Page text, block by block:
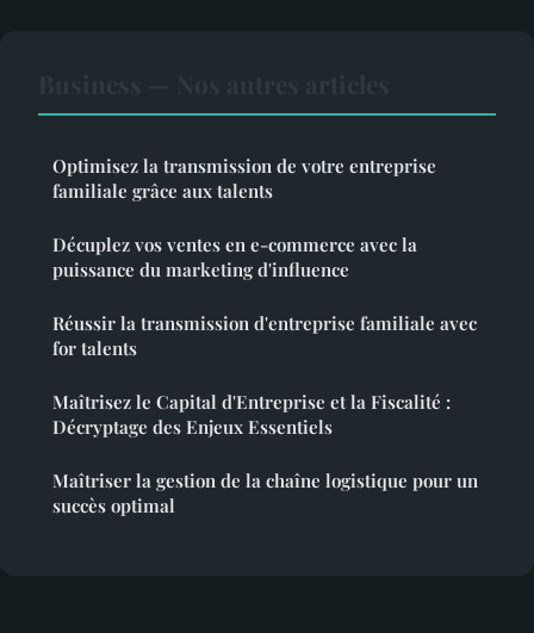
Optimisez la transmission de votre entreprise
familiale grâce aux talents
Décuplez vos ventes en e-commerce avec la
puissance du marketing d'influence
Réussir la transmission d'entreprise familiale avec
for talents
Maîtrisez le Capital d'Entreprise et la Fiscalité :
Décryptage des Enjeux Essentiels
Maîtriser la gestion de la chaîne logistique pour un
succès optimal